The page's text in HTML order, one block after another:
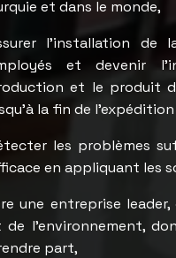
et dans le monde,
l’installation de
et devenir
et le produit
la fin de
les problèmes
en appliquant les
une entreprise
de l’environnement,
part,